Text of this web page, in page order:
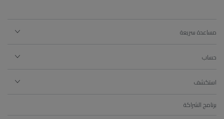
مساعدة سريعة
حساب
استكشف
برنامج الشراكة